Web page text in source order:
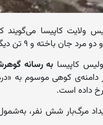
ولایت کاپیسا
و ۹ تن دیگر زخمی شدند.
کاپیسا به رسانه
۱۰ جوزا) در دامنه‌ی
داده است.